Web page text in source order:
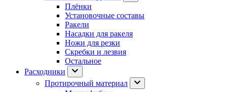
Плёнки
Установочные составы
Ракели
Насадки для ракеля
Ножи для резки
Скребки и лезвия
Остальное
Расходники
Протирочный материал